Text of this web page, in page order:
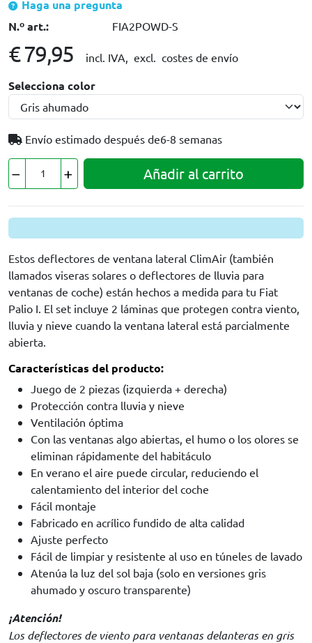
Haga una pregunta
N.º art.:
FIA2POWD-S
€ 79,95 incl. IVA, excl. costes de envío
Selecciona color
Envío estimado después de6-8 semanas
Añadir al carrito
Estos deflectores de ventana lateral ClimAir (también
llamados viseras solares o deflectores de lluvia para
ventanas de coche) están hechos a medida para tu Fiat
Palio I. El set incluye 2 láminas que protegen contra viento,
lluvia y nieve cuando la ventana lateral está parcialmente
abierta.
Características del producto:
Juego de 2 piezas (izquierda + derecha)
Protección contra lluvia y nieve
Ventilación óptima
Con las ventanas algo abiertas, el humo o los olores se
eliminan rápidamente del habitáculo
En verano el aire puede circular, reduciendo el
calentamiento del interior del coche
Fácil montaje
Fabricado en acrílico fundido de alta calidad
Ajuste perfecto
Fácil de limpiar y resistente al uso en túneles de lavado
Atenúa la luz del sol baja (solo en versiones gris
ahumado y oscuro transparente)
¡Atención!
Los deflectores de viento para ventanas delanteras en gris